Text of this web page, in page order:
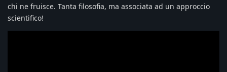
chi ne fruisce. Tanta filosofia, ma associata ad un approccio
scientifico!